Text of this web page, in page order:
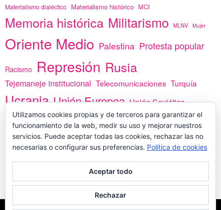
Materialismo dialéctico Materialismo histórico MCI
Memoria histórica Militarismo MLNV Mujer
Oriente Medio Palestina Protesta popular
Racismo Represión Rusia
Tejemaneje institucional Telecomunicaciones Turquía
Ucrania Unión Europea Unión Soviética
vacunas Yemen África
PREGÚNTANOS
Utilizamos cookies propias y de terceros para garantizar el
funcionamiento de la web, medir su uso y mejorar nuestros
servicios. Puede aceptar todas las cookies, rechazar las no
necesarias o configurar sus preferencias. Política de cookies
Aceptar todo
Rechazar